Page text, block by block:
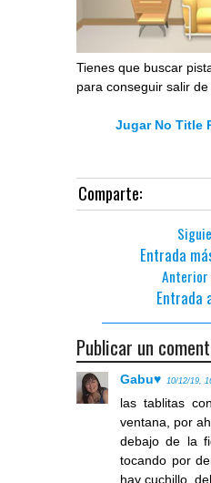
Tienes que buscar
para conseguir salir
Jugar No Title
Comparte:
Entrada
Anterior
Entrada
Publicar un
Gabu♥ 10/12/19,
las tablitas
ventana, por
debajo de la
tocando por
hay